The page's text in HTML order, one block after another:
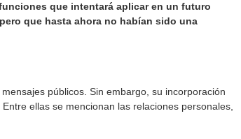
que intentará aplicar en un futuro
que hasta ahora no habían sido una
públicos. Sin embargo, su incorporación
ellas se mencionan las relaciones personales,